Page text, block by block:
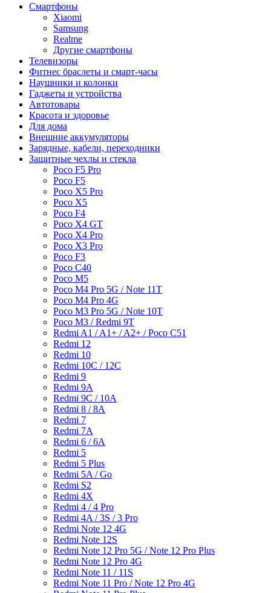
Смартфоны
Xiaomi
Samsung
Realme
Другие смартфоны
Телевизоры
Фитнес браслеты и смарт-часы
Наушники и колонки
Гаджеты и устройства
Автотовары
Красота и здоровье
Для дома
Внешние аккумуляторы
Зарядные, кабели, переходники
Защитные чехлы и стекла
Poco F5 Pro
Poco F5
Poco X5 Pro
Poco X5
Poco F4
Poco X4 GT
Poco X4 Pro
Poco X3 Pro
Poco F3
Poco C40
Poco M5
Poco M4 Pro 5G / Note 11T
Poco M4 Pro 4G
Poco M3 Pro 5G / Note 10T
Poco M3 / Redmi 9T
Redmi A1 / A1+ / A2+ / Poco C51
Redmi 12
Redmi 10
Redmi 10C / 12C
Redmi 9
Redmi 9A
Redmi 9C / 10A
Redmi 8 / 8A
Redmi 7
Redmi 7A
Redmi 6 / 6A
Redmi 5
Redmi 5 Plus
Redmi 5A / Go
Redmi S2
Redmi 4X
Redmi 4 / 4 Pro
Redmi 4A / 3S / 3 Pro
Redmi Note 12 4G
Redmi Note 12S
Redmi Note 12 Pro 5G / Note 12 Pro Plus
Redmi Note 12 Pro 4G
Redmi Note 11 / 11S
Redmi Note 11 Pro / Note 12 Pro 4G